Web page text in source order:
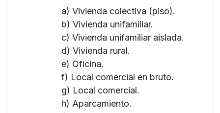
a) Vivienda colectiva (piso).
b) Vivienda unifamiliar.
c) Vivienda unifamiliar aislada.
d) Vivienda rural.
e) Oficina.
f) Local comercial en bruto.
g) Local comercial.
h) Aparcamiento.